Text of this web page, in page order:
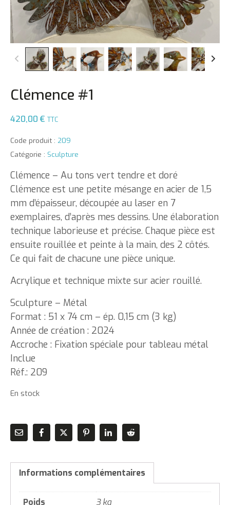
Clémence #1
420,00 € TTC
Code produit : 209
Catégorie : Sculpture
Clémence – Au tons vert tendre et doré
Clémence est une petite mésange en acier de 1,5
mm d’épaisseur, découpée au laser en 7
exemplaires, d’après mes dessins. Une élaboration
technique laborieuse et précise. Chaque pièce est
ensuite rouillée et peinte à la main, des 2 côtés.
Ce qui fait de chacune une pièce unique.
Acrylique et technique mixte sur acier rouillé.
Sculpture – Métal
Format : 51 x 74 cm – ép. 0,15 cm (3 kg)
Année de création : 2024
Accroche : Fixation spéciale pour tableau métal
Inclue
Réf.: 209
En stock
Informations complémentaires
Poids
3 kg